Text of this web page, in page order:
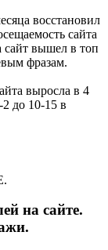
восстановил
сайта
сайт вышел в топ
фразам.
выросла в 4
2 до 10-15 в
на сайте.